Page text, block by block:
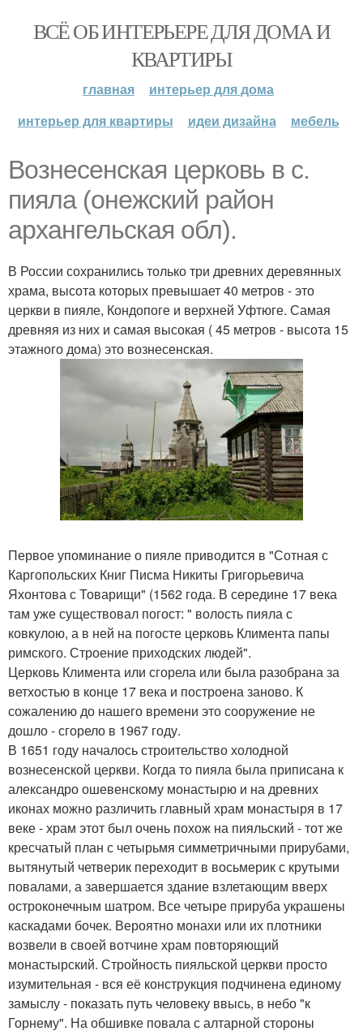
ВСЁ ОБ ИНТЕРЬЕРЕ ДЛЯ ДОМА И
КВАРТИРЫ
главная
интерьер для дома
интерьер для квартиры
идеи дизайна мебель
Вознесенская церковь в с.
пияла (онежский район
архангельская обл).
В России сохранились только три древних деревянных
храма, высота которых превышает 40 метров - это
церкви в пияле, Кондопоге и верхней Уфтюге. Самая
древняя из них и самая высокая ( 45 метров - высота 15
этажного дома) это вознесенская.
Первое упоминание о пияле приводится в "Сотная с
Каргопольских Книг Писма Никиты Григорьевича
Яхонтова с Товарищи" (1562 года. В середине 17 века
там уже существовал погост: " волость пияла с
ковкулою, а в ней на погосте церковь Климента папы
римского. Строение приходских людей".
Церковь Климента или сгорела или была разобрана за
ветхостью в конце 17 века и построена заново. К
сожалению до нашего времени это сооружение не
дошло - сгорело в 1967 году.
В 1651 году началось строительство холодной
вознесенской церкви. Когда то пияла была приписана к
александро ошевенскому монастырю и на древних
иконах можно различить главный храм монастыря в 17
веке - храм этот был очень похож на пияльский - тот же
кресчатый план с четырьмя симметричными прирубами,
вытянутый четверик переходит в восьмерик с крутыми
повалами, а завершается здание взлетающим вверх
остроконечным шатром. Все четыре прируба украшены
каскадами бочек. Вероятно монахи или их плотники
возвели в своей вотчине храм повторяющий
монастырский. Стройность пияльской церкви просто
изумительная - вся её конструкция подчинена единому
замыслу - показать путь человеку ввысь, в небо "к
Горнему". На обшивке повала с алтарной стороны